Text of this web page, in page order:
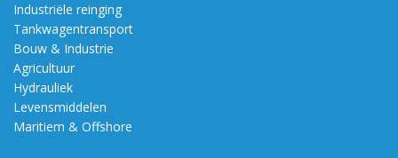
Industriële reinging
Tankwagentransport
Bouw & Industrie
Agricultuur
Hydrauliek
Levensmiddelen
Maritiem & Offshore